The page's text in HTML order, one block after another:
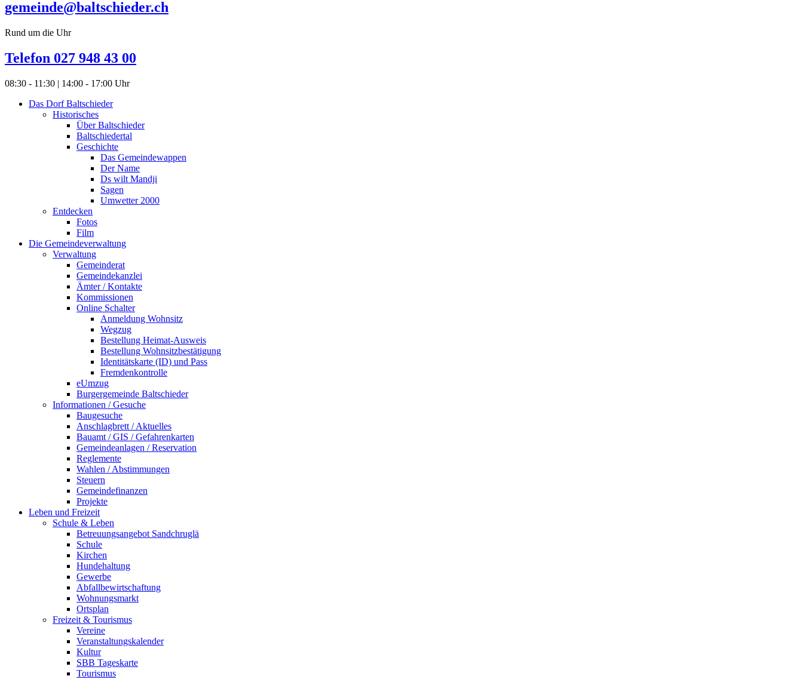
gemeinde@baltschieder.ch
Rund um die Uhr
Telefon 027 948 43 00
08:30 - 11:30 | 14:00 - 17:00 Uhr
Das Dorf Baltschieder
Historisches
Über Baltschieder
Baltschiedertal
Geschichte
Das Gemeindewappen
Der Name
Ds wilt Mandji
Sagen
Umwetter 2000
Entdecken
Fotos
Film
Die Gemeindeverwaltung
Verwaltung
Gemeinderat
Gemeindekanzlei
Ämter / Kontakte
Kommissionen
Online Schalter
Anmeldung Wohnsitz
Wegzug
Bestellung Heimat-Ausweis
Bestellung Wohnsitzbestätigung
Identitätskarte (ID) und Pass
Fremdenkontrolle
eUmzug
Burgergemeinde Baltschieder
Informationen / Gesuche
Baugesuche
Anschlagbrett / Aktuelles
Bauamt / GIS / Gefahrenkarten
Gemeindeanlagen / Reservation
Reglemente
Wahlen / Abstimmungen
Steuern
Gemeindefinanzen
Projekte
Leben und Freizeit
Schule & Leben
Betreuungsangebot Sandchruglä
Schule
Kirchen
Hundehaltung
Gewerbe
Abfallbewirtschaftung
Wohnungsmarkt
Ortsplan
Freizeit & Tourismus
Vereine
Veranstaltungskalender
Kultur
SBB Tageskarte
Tourismus